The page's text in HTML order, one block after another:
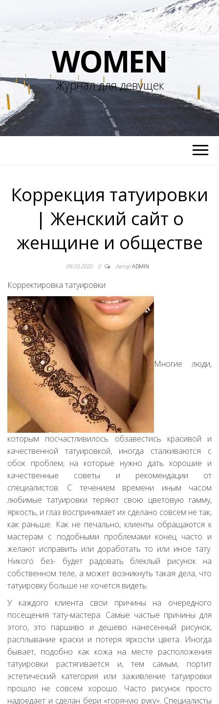
WOMEN
Журнал для девущек
Коррекция татуировки
| Женский сайт о
женщине и обществе
09.03.2020 0 Автор ADMIN
Корректировка татуировки
Многие люди,
которым посчастливилось обзавестись красивой и
качественной татуировкой, иногда сталкиваются с
обок проблем, на которые нужно дать хорошие и
качественные советы и рекомендации от
специалистов. С течением времени иным часом
любимые татуировки теряют свою цветовую гамму,
яркость, и глаз воспринимает их сделано совсем не так,
как раньше. Как не печально, клиенты обращаются к
мастерам с подобными проблемами конец часто и
желают исправить или доработать то или иное тату.
Никого без- будет радовать блеклый рисунок на
собственном теле, а может возникнуть такая дела, что
татуировку больше не хочется видеть.
У каждого клиента свои причины на очередного
посещения тату-мастера. Самые частые причины для
этого, это паршиво и дешево нанесенный рисунок,
расплывание краски и потеря яркости цвета. Иногда
бывает, подобно как кожа на месте расположения
татуировки растягивается и, тем самым, портит
эстетический категория или заживление татуировки
прошло не совсем хорошо. Часто рисунок просто
надоедает и сделан бери «горячую руку». Специалисты